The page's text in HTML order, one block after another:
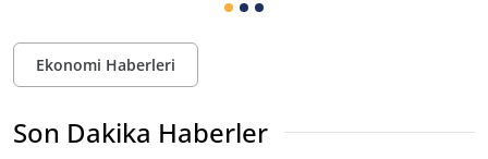
Ekonomi Haberleri
Son Dakika Haberler